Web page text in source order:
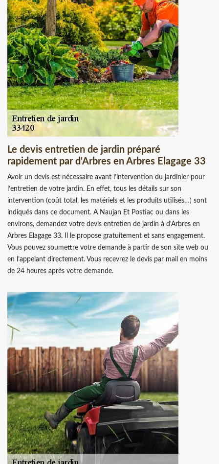
Le devis entretien de jardin préparé
rapidement par d'Arbres en Arbres Elagage 33
Avoir un devis est nécessaire avant l’intervention du jardinier pour
l’entretien de votre jardin. En effet, tous les détails sur son
intervention (coût total, les matériels et les produits utilisés…) sont
indiqués dans ce document. A Naujan Et Postiac ou dans les
environs, demandez votre devis entretien de jardin à d'Arbres en
Arbres Elagage 33. Il le propose gratuitement et sans engagement.
Vous pouvez soumettre votre demande à partir de son site web ou
en l’appelant directement. Vous recevrez le devis par mail en moins
de 24 heures après votre demande.